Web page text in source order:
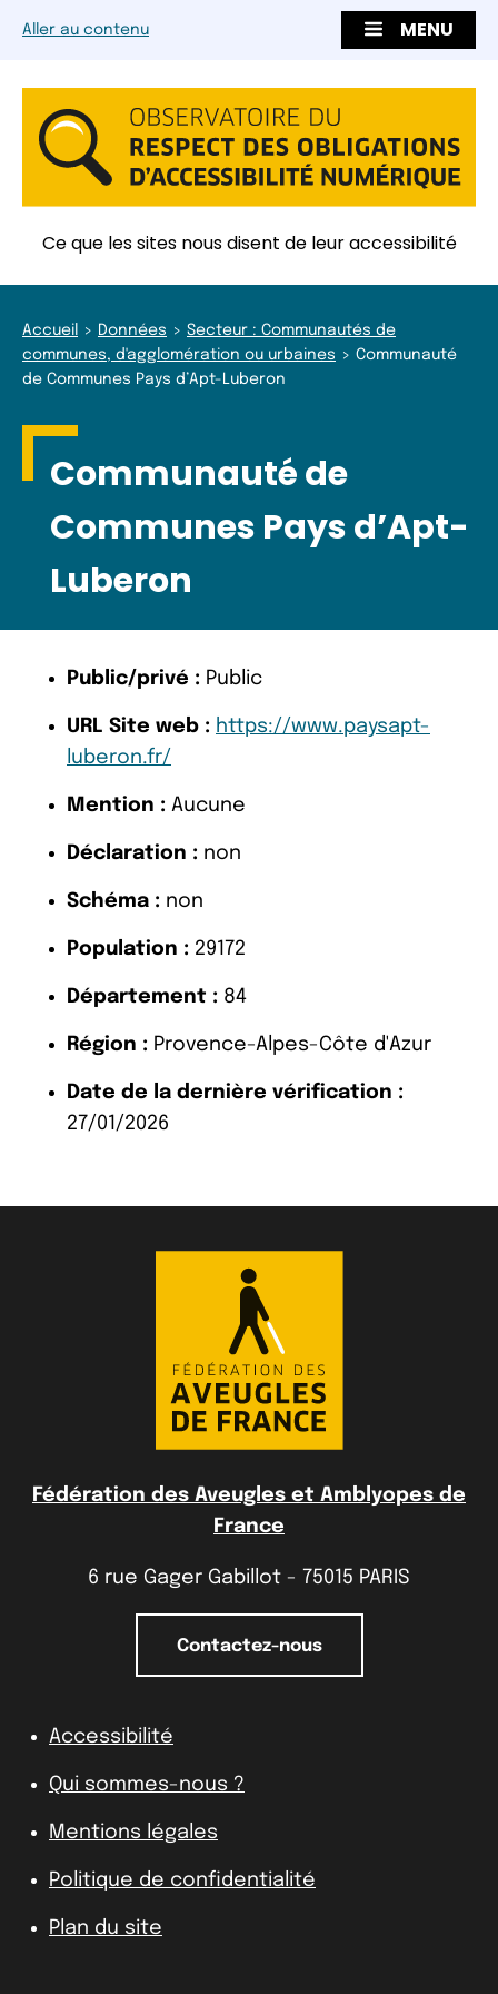
Aller au contenu MENU
Ce que les sites nous disent de leur accessibilité
Accueil Données
Secteur : Communautés de
communes, d'agglomération ou urbaines
Communauté
de Communes Pays d’Apt-Luberon
Communauté de
Communes Pays d’Apt-
Luberon
Public/privé : Public
URL Site web : https://www.paysapt-
luberon.fr/
Mention : Aucune
Déclaration : non
Schéma : non
Population : 29172
Département : 84
Région : Provence-Alpes-Côte d'Azur
Date de la dernière vérification :
27/01/2026
Fédération des Aveugles et Amblyopes de
France
6 rue Gager Gabillot - 75015 PARIS
Contactez-nous
Accessibilité
Qui sommes-nous ?
Mentions légales
Politique de confidentialité
Plan du site